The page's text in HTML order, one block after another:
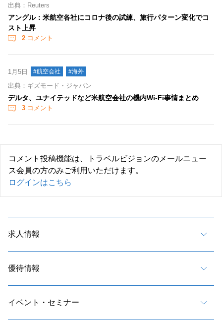
出典：Reuters
アングル：米航空各社にコロナ後の試練、旅行パターン変化でコ
スト上昇
2 コメント
1月5日 #航空会社 #海外
出典：ギズモード・ジャパン
デルタ、ユナイテッドなど米航空会社の機内Wi-Fi事情まとめ
3 コメント
コメント投稿機能は、トラベルビジョンのメールニュー
ス会員の方のみご利用いただけます。
ログインはこちら
求人情報
優待情報
イベント・セミナー